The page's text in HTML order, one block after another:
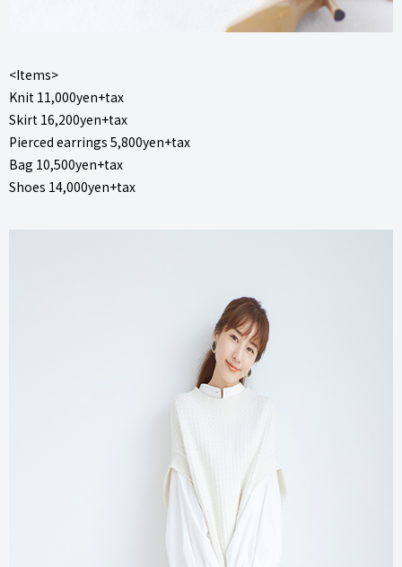
<Items>
Knit 11,000yen+tax
Skirt 16,200yen+tax
Pierced earrings 5,800yen+tax
Bag 10,500yen+tax
Shoes 14,000yen+tax